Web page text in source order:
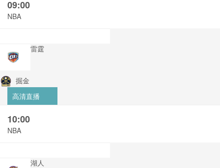
09:00
NBA
雷霆
掘金
高清直播
10:00
NBA
湖人